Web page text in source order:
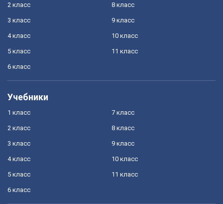
2 класс
3 класс
4 класс
5 класс
6 класс
8 класс
9 класс
10 класс
11 класс
Учебники
1 класс
2 класс
3 класс
4 класс
5 класс
6 класс
7 класс
8 класс
9 класс
10 класс
11 класс